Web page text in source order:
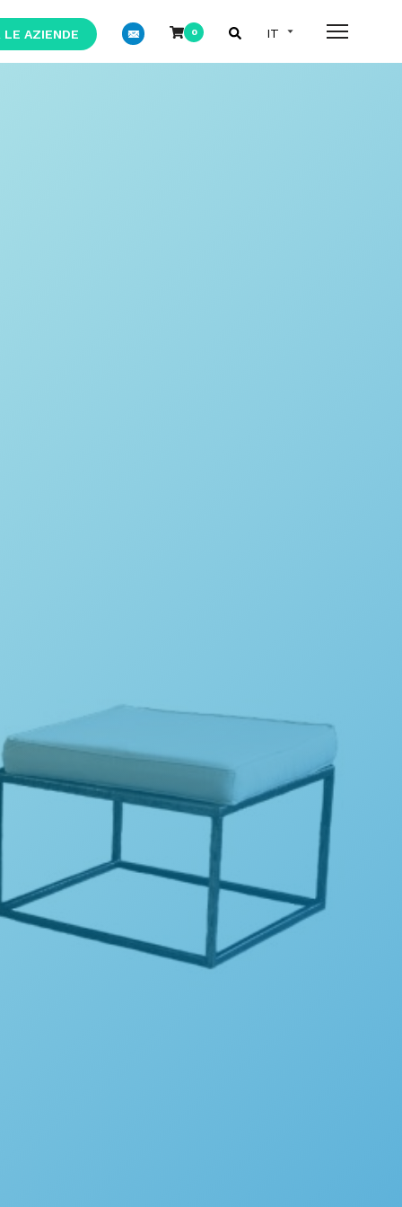
LE AZIENDE 0